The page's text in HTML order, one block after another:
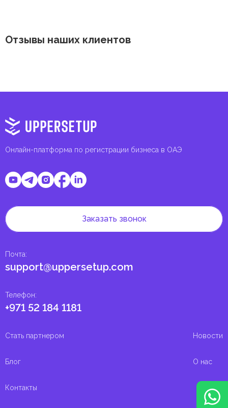
Отзывы наших клиентов
Онлайн-платформа по регистрации бизнеса в ОАЭ
Телефон:
+971 52 184 1181
Почта:
support@uppersetup.com
Заказать звонок
Стать партнером Новости
Блог О нас
Контакты